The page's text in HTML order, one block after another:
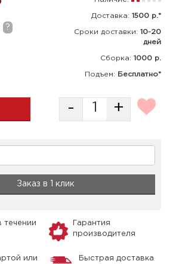
?
Доставка: 1500 р.*
Сроки доставки: 10-20
дней
Сборка: 1000 р.
Подъем: Бесплатно*
- +
Заказ в 1 клик
течении
Гарантия
производителя
или
Быстрая доставка